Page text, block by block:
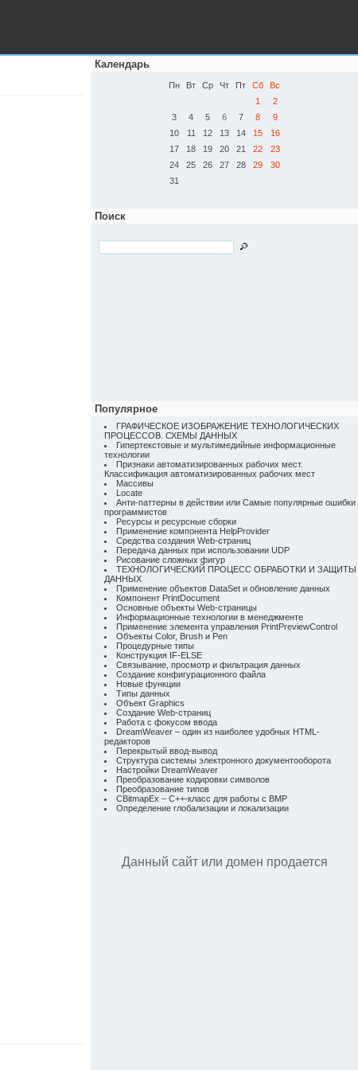
Календарь
Пн Вт Ср Чт Пт Сб
Вс
1
2
3
4 5 6 7 8
9
10
11 12 13 14 15
16
17
18 19 20 21 22
23
24
25 26 27 28 29
30
31
Поиск
Популярное
ГРАФИЧЕСКОЕ ИЗОБРАЖЕНИЕ ТЕХНОЛОГИЧЕСКИХ
ПРОЦЕССОВ. СХЕМЫ ДАННЫХ
Гипертекстовые и мультимедийные информационные
технологии
Признаки автоматизированных рабочих мест.
Классификация автоматизированных рабочих мест
Массивы
Locate
Анти-паттерны в действии или Самые популярные ошибки
программистов
Ресурсы и ресурсные сборки
Применение компонента HelpProvider
Средства создания Web-страниц
Передача данных при использовании UDP
Рисование сложных фигур
ТЕХНОЛОГИЧЕСКИЙ ПРОЦЕСС ОБРАБОТКИ И ЗАЩИТЫ
ДАННЫХ
Применение объектов DataSet и обновление данных
Компонент PrintDocument
Основные объекты Web-страницы
Информационные технологии в менеджменте
Применение элемента управления PrintPreviewControl
Объекты Color, Brush и Pen
Процедурные типы
Конструкция IF-ELSE
Связывание, просмотр и фильтрация данных
Создание конфигурационного файла
Новые функции
Типы данных
Объект Graphics
Создание Web-страниц
Работа с фокусом ввода
DreamWeaver – один из наиболее удобных HTML-
редакторов
Перекрытый ввод-вывод
Структура системы электронного документооборота
Настройки DreamWeaver
Преобразование кодировки символов
Преобразование типов
CBitmapEx – C++-класс для работы с BMP
Определение глобализации и локализации
Данный сайт или домен продается